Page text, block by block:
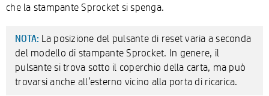
che la stampante Sprocket si spenga.
NOTA: La posizione del pulsante di reset varia a seconda
del modello di stampante Sprocket. In genere, il
pulsante si trova sotto il coperchio della carta, ma può
trovarsi anche all’esterno vicino alla porta di ricarica.